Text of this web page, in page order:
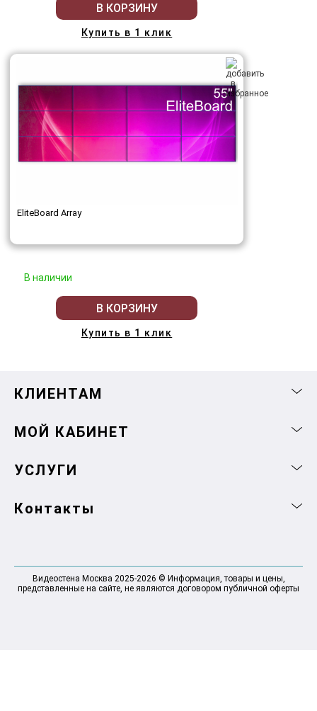
В КОРЗИНУ
Купить в 1 клик
EliteBoard Array
В наличии
В КОРЗИНУ
Купить в 1 клик
КЛИЕНТАМ
МОЙ КАБИНЕТ
УСЛУГИ
Контакты
Видеостена Москва 2025-2026 © Информация, товары и цены,
представленные на сайте, не являются договором публичной оферты